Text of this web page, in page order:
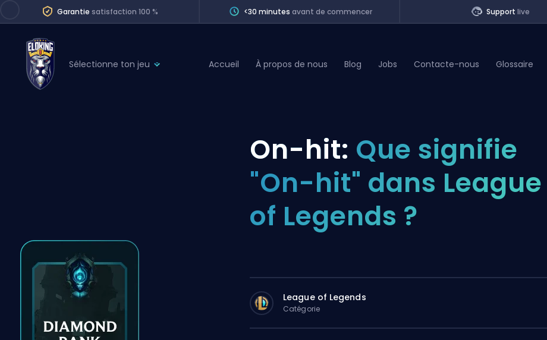
Garantie satisfaction 100 % <30 minutes avant de commencer Support live
Sélectionne ton jeu
Path of Exile 2
Division Boost
Placements
Coaching
Accueil À propos de nous Blog Jobs Contacte-nous Glossaire
On-hit: Que signifie
"On-hit" dans League
of Legends ?
League of Legends
Catégorie